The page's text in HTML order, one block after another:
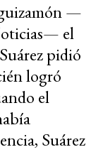
—
el
pidió
logró
el
Suárez